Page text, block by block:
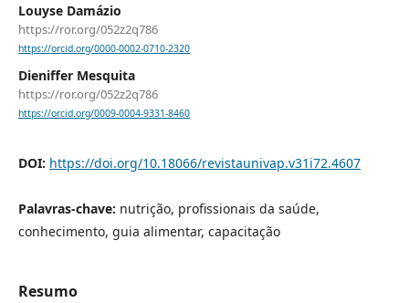
Louyse Damázio
https://ror.org/052z2q786
https://orcid.org/0000-0002-0710-2320
Dieniffer Mesquita
https://ror.org/052z2q786
https://orcid.org/0009-0004-9331-8460
DOI: https://doi.org/10.18066/revistaunivap.v31i72.4607
Palavras-chave: nutrição, profissionais da saúde,
conhecimento, guia alimentar, capacitação
Resumo